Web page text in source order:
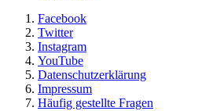
Facebook
Twitter
Instagram
YouTube
Datenschutzerklärung
Impressum
Häufig gestellte Fragen